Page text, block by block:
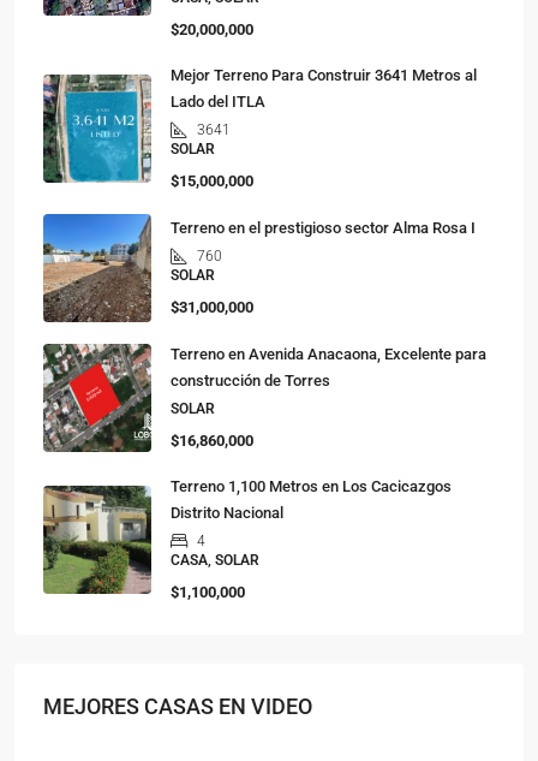
$20,000,000
Mejor Terreno Para Construir 3641 Metros al
Lado del ITLA
3641
SOLAR
$15,000,000
Terreno en el prestigioso sector Alma Rosa I
760
SOLAR
$31,000,000
Terreno en Avenida Anacaona, Excelente para
construcción de Torres
SOLAR
$16,860,000
Terreno 1,100 Metros en Los Cacicazgos
Distrito Nacional
4
CASA, SOLAR
$1,100,000
MEJORES CASAS EN VIDEO